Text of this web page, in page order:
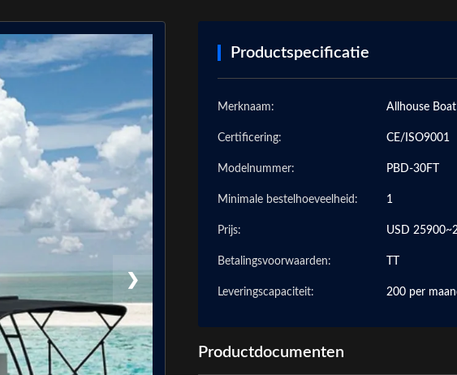
❯
Productspecificatie
Merknaam: Allhouse
Certificering: CE/ISO9001
Modelnummer: PBD-30FT
Minimale bestelhoeveelheid: 1
Prijs: USD
Betalingsvoorwaarden:
Leveringscapaciteit: 200 per
Productdocumenten